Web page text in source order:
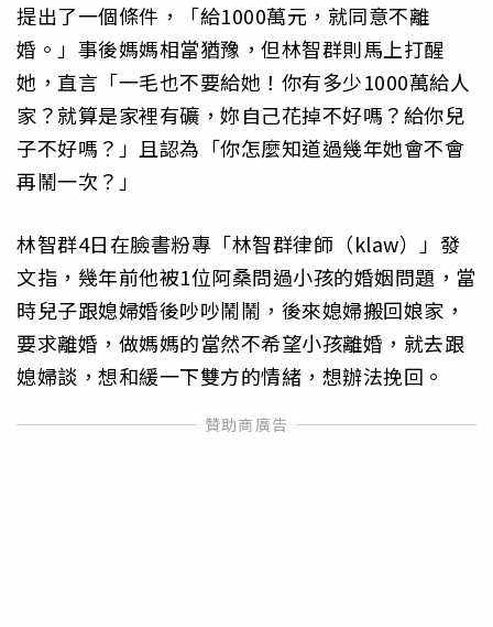
提出了一個條件，「給1000萬元，就同意不離
婚。」事後媽媽相當猶豫，但林智群則馬上打醒
她，直言「一毛也不要給她！你有多少1000萬給人
家？就算是家裡有礦，妳自己花掉不好嗎？給你兒
子不好嗎？」且認為「你怎麼知道過幾年她會不會
再鬧一次？」
林智群4日在臉書粉專「林智群律師（klaw）」發
文指，幾年前他被1位阿桑問過小孩的婚姻問題，當
時兒子跟媳婦婚後吵吵鬧鬧，後來媳婦搬回娘家，
要求離婚，做媽媽的當然不希望小孩離婚，就去跟
媳婦談，想和緩一下雙方的情緒，想辦法挽回。